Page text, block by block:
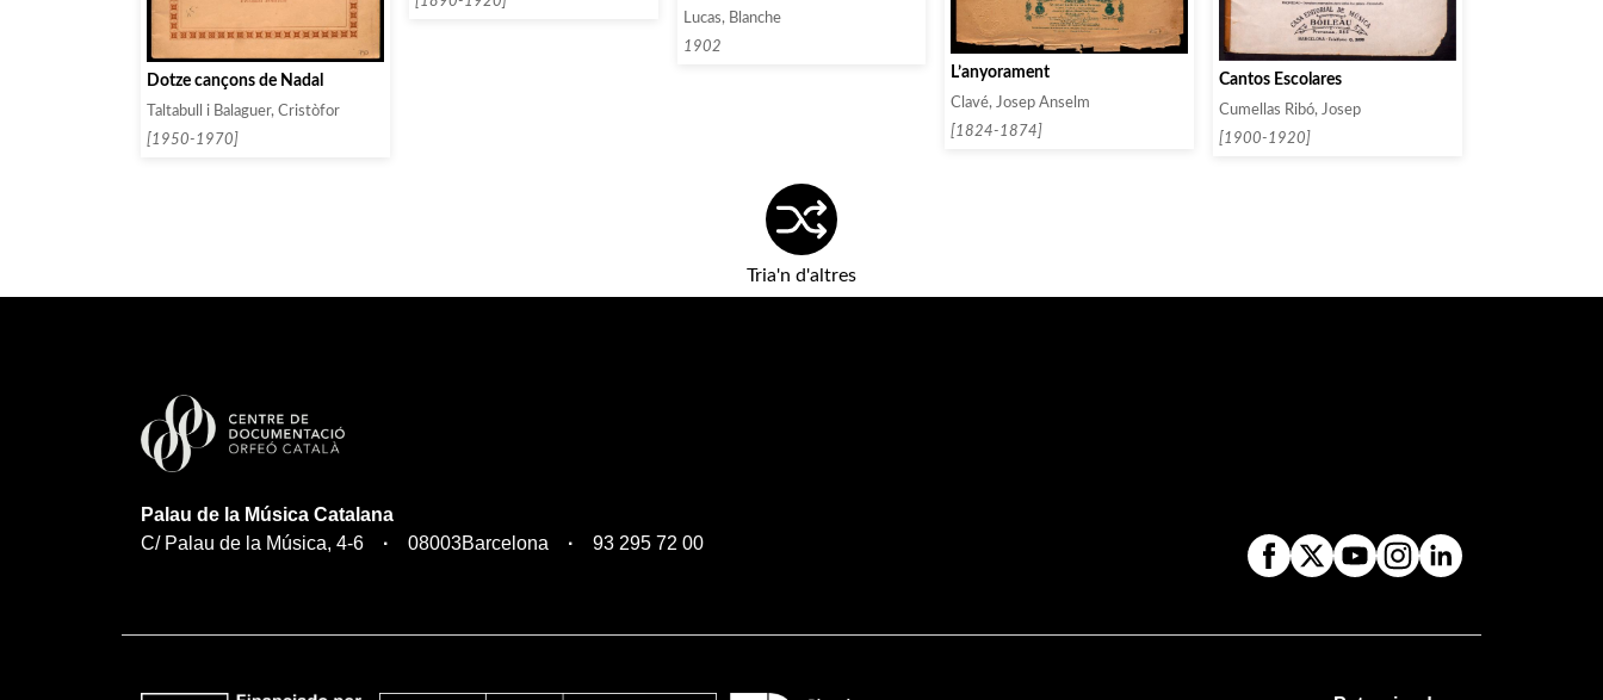
Dotze cançons de Nadal
Taltabull i Balaguer, Cristòfor
[1950-1970]
Lucas, Blanche
1902
L’anyorament
Clavé, Josep Anselm
[1824-1874]
Cantos Escolares
Cumellas Ribó, Josep
[1900-1920]
Tria'n d'altres
Palau de la Música Catalana
C/ Palau de la Música, 4-6
08003Barcelona 93 295 72 00